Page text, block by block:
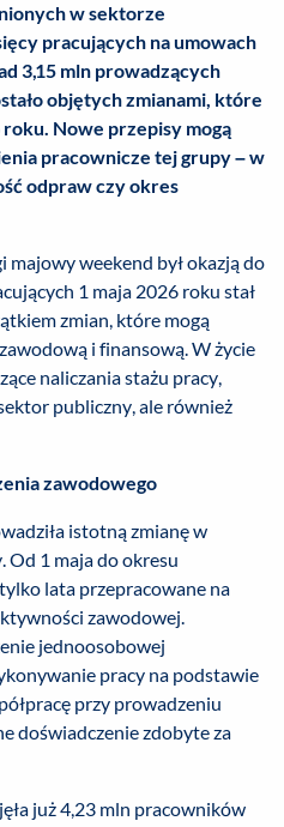
w sektorze
pracujących na umowach
3,15 mln prowadzących
objętych zmianami, które
roku. Nowe przepisy mogą
pracownicze tej grupy – w
odpraw czy okres
majowy weekend był okazją do
1 maja 2026 roku stał
zmian, które mogą
i finansową. W życie
naliczania stażu pracy,
publiczny, ale również
zawodowego
istotną zmianę w
Od 1 maja do okresu
lata przepracowane na
zawodowej.
jednoosobowej
pracy na podstawie
przy prowadzeniu
doświadczenie zdobyte za
już 4,23 mln pracowników